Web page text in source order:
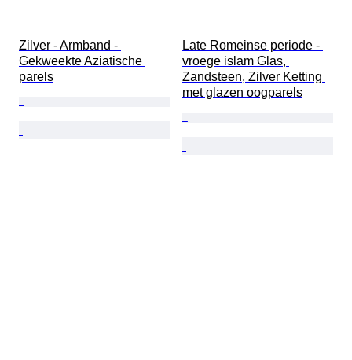
Zilver - Armband -
Gekweekte Aziatische
parels
Late Romeinse periode -
vroege islam Glas,
Zandsteen, Zilver Ketting
met glazen oogparels